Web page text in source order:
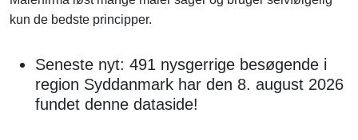
kun de bedste principper.
Seneste nyt: 491 nysgerrige besøgende i
region Syddanmark har den 8. august 2026
fundet denne dataside!